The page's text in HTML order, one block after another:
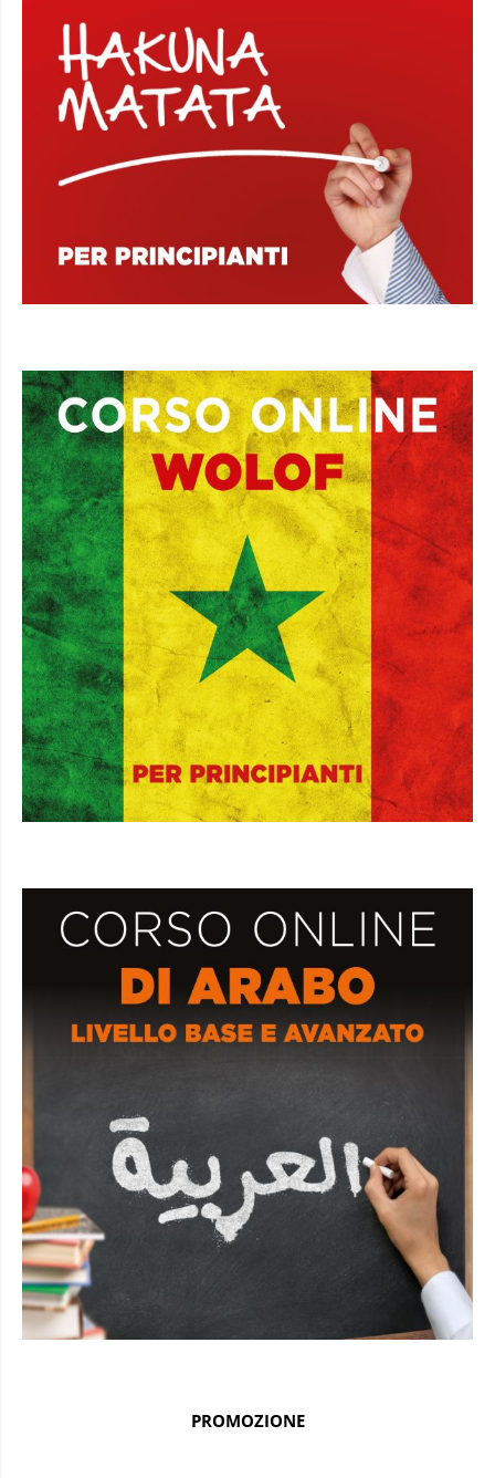
PROMOZIONE